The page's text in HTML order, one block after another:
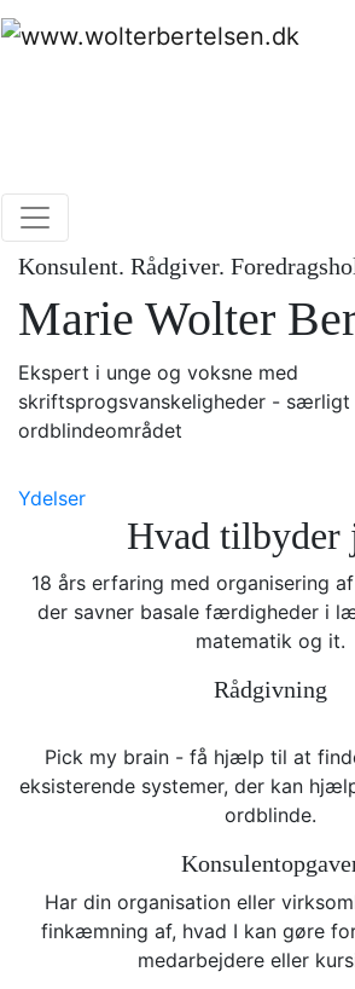
Skip
to
Konsulent. Rådgiver.
Marie Wolter
Ekspert i unge og voksne med
skriftsprogsvanskeligheder - særligt
ordblindeområdet
Ydelser
Hvad tilbyder
18 års erfaring med organisering
der savner basale færdigheder i
matematik og it.
Rådgivning
Pick my brain - få hjælp til at
eksisterende systemer, der kan
ordblinde.
Har din organisation eller
finkæmning af, hvad I kan gøre
medarbejdere eller